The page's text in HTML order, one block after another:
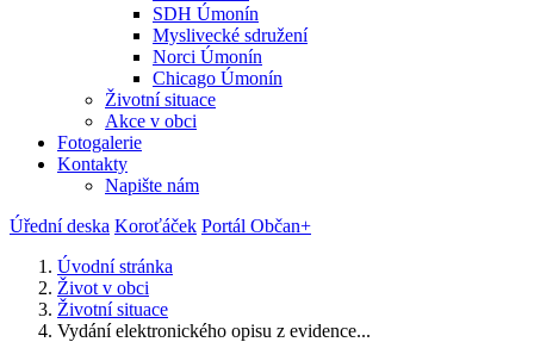
SDH Úmonín
Myslivecké sdružení
Norci Úmonín
Chicago Úmonín
Životní situace
Akce v obci
Fotogalerie
Kontakty
Napište nám
Úřední deska Koroťáček Portál Občan+
Úvodní stránka
Život v obci
Životní situace
Vydání elektronického opisu z evidence...